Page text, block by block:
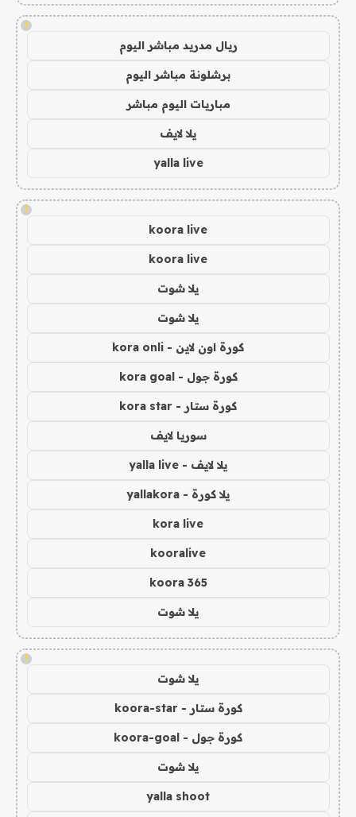
!
ريال مدريد مباشر اليوم
برشلونة مباشر اليوم
مباريات اليوم مباشر
يلا لايف
yalla live
!
koora live
koora live
يلا شوت
يلا شوت
كورة اون لاين - kora onli
كورة جول - kora goal
كورة ستار - kora star
سوريا لايف
يلا لايف - yalla live
يلا كورة - yallakora
kora live
kooralive
koora 365
يلا شوت
!
يلا شوت
كورة ستار - koora-star
كورة جول - koora-goal
يلا شوت
yalla shoot